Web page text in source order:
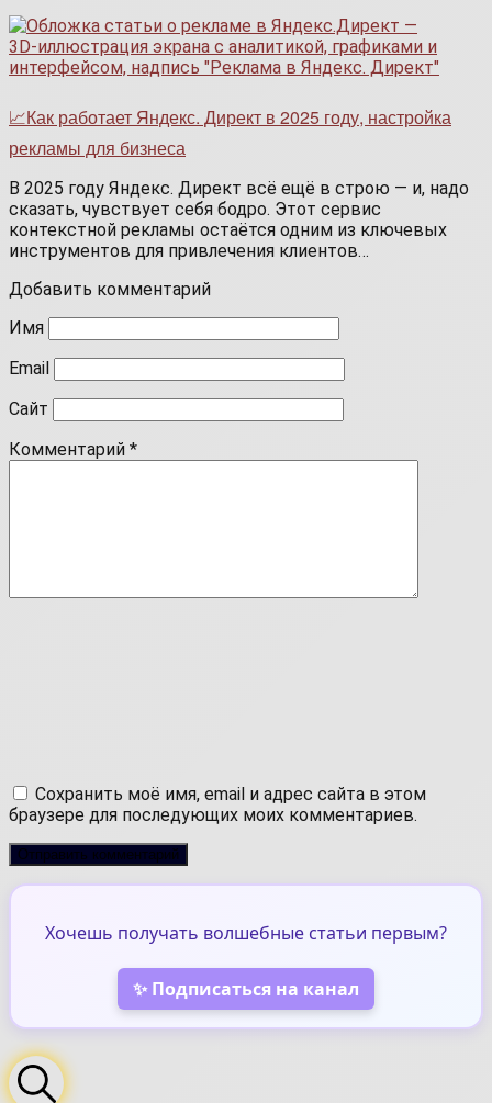
📈Как работает Яндекс. Директ в 2025 году, настройка
рекламы для бизнеса
В 2025 году Яндекс. Директ всё ещё в строю — и, надо
сказать, чувствует себя бодро. Этот сервис
контекстной рекламы остаётся одним из ключевых
инструментов для привлечения клиентов…
Добавить комментарий
Имя
Email
Сайт
Комментарий *
Сохранить моё имя, email и адрес сайта в этом
браузере для последующих моих комментариев.
Хочешь получать волшебные статьи первым?
✨ Подписаться на канал